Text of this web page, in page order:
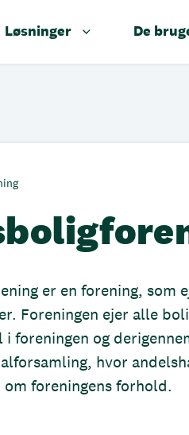
Løsninger De
er en forening, som
Foreningen ejer alle
i foreningen og
hvor
foreningens forhold.